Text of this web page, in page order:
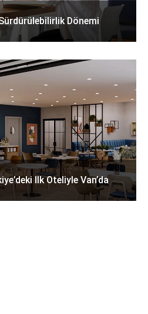
Dönemi
Ilk Oteliyle Van’da